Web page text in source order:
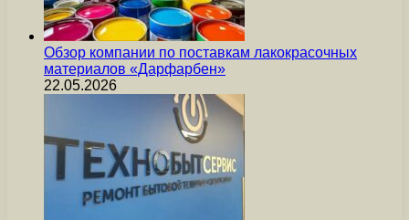
Обзор компании по поставкам лакокрасочных
материалов «Дарфарбен»
22.05.2026